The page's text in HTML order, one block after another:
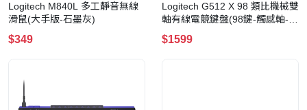
Logitech M840L 多工靜音無線
滑鼠(大手版-石墨灰)
$349
Logitech G512 X 98 類比機械雙
軸有線電競鍵盤(98鍵-觸感軸-白
色)
$1599